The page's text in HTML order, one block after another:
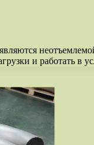
и работать в